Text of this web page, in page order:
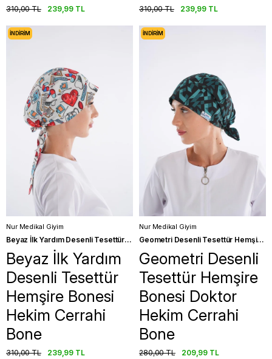
239,99 TL
310,00 TL 239,99 TL
310,00 TL
Nur Medikal Giyim
Beyaz İlk Yardım Desenli Tesettür Hemşire Bonesi Hekim Cerrahi Bone
Beyaz İlk Yardım
Desenli Tesettür
Hemşire Bonesi
Hekim Cerrahi
Bone
239,99 TL
310,00 TL
İNDIRIM
Nur Medikal Giyim
Geometri Desenli Tesettür Hemşire Bonesi Doktor Hekim Cerrahi Bone
Geometri Desenli
Tesettür Hemşire
Bonesi Doktor
Hekim Cerrahi
Bone
209,99 TL
280,00 TL
İNDIRIM